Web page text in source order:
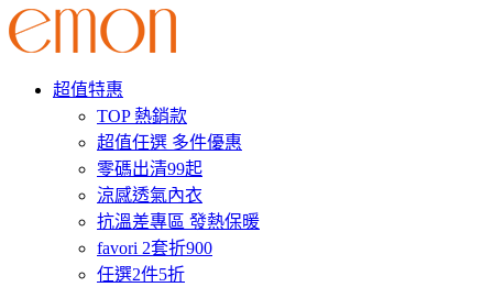
超值特惠
TOP 熱銷款
超值任選 多件優惠
零碼出清99起
涼感透氣內衣
抗溫差專區 發熱保暖
favori 2套折900
任選2件5折